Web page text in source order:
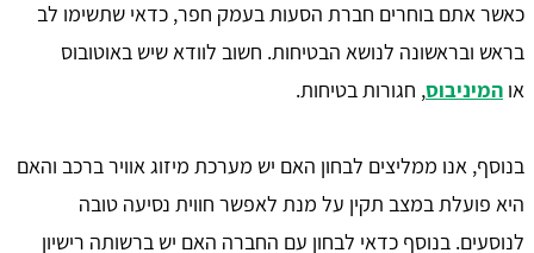
כאשר אתם בוחרים חברת הסעות בעמק חפר, כדאי שתשימו לב
בראש ובראשונה לנושא הבטיחות. חשוב לוודא שיש באוטובוס
או המיניבוס, חגורות בטיחות.
בנוסף, אנו ממליצים לבחון האם יש מערכת מיזוג אוויר ברכב והאם
היא פועלת במצב תקין על מנת לאפשר חווית נסיעה טובה
לנוסעים. בנוסף כדאי לבחון עם החברה האם יש ברשותה רישיון